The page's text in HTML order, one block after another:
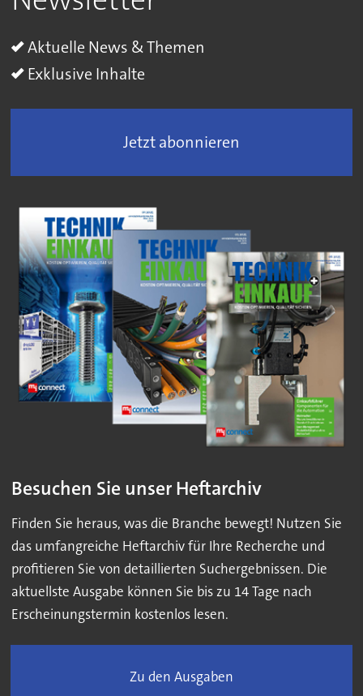
Aktuelle News & Themen
Exklusive Inhalte
Jetzt abonnieren
Besuchen Sie unser Heftarchiv
Finden Sie heraus, was die Branche bewegt! Nutzen Sie
das umfangreiche Heftarchiv für Ihre Recherche und
profitieren Sie von detaillierten Suchergebnissen. Die
aktuellste Ausgabe können Sie bis zu 14 Tage nach
Erscheinungstermin kostenlos lesen.
Zu den Ausgaben